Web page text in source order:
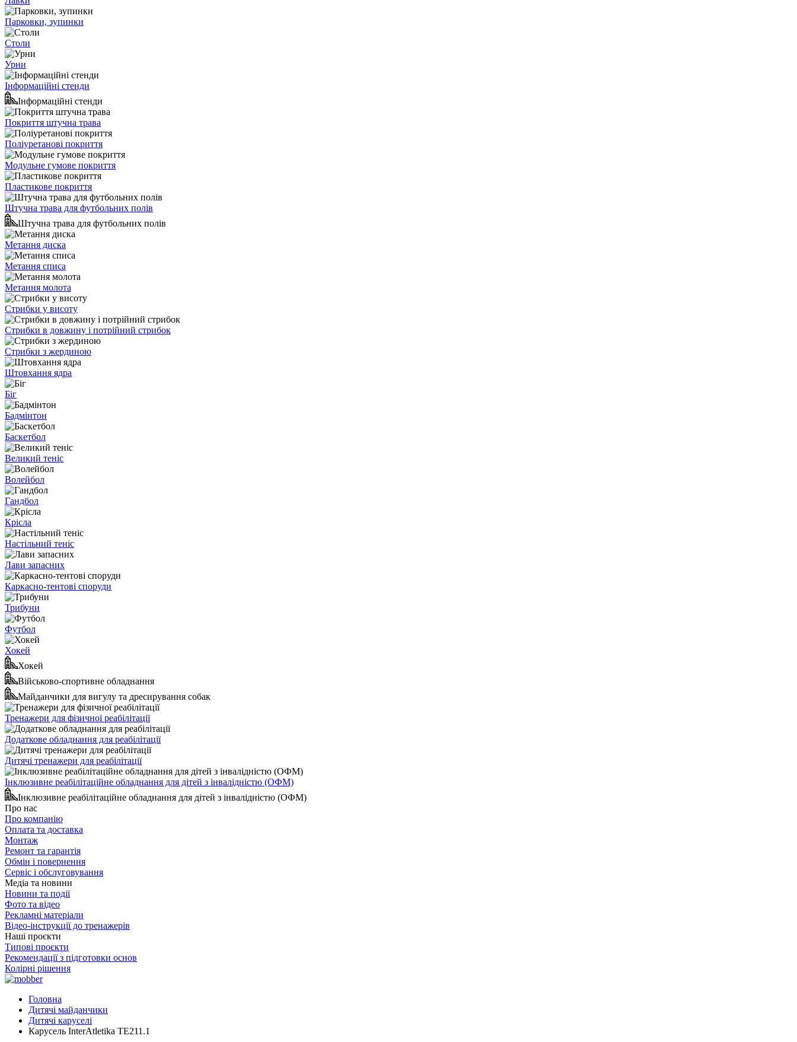
Парковки, зупинки
Столи
Урни
Інформаційні стенди
Інформаційні стенди
Покриття штучна трава
Поліуретанові покриття
Модульне гумове покриття
Пластикове покриття
Штучна трава для футбольних полів
Штучна трава для футбольних полів
Метання диска
Метання списа
Метання молота
Стрибки у висоту
Стрибки в довжину і потрійний стрибок
Стрибки з жердиною
Штовхання ядра
Біг
Бадмінтон
Баскетбол
Великий теніс
Волейбол
Гандбол
Крісла
Настільний теніс
Лави запасних
Каркасно-тентові споруди
Трибуни
Футбол
Хокей
Хокей
Військово-спортивне обладнання
Майданчики для вигулу та дресирування собак
Тренажери для фізичної реабілітації
Додаткове обладнання для реабілітації
Дитячі тренажери для реабілітації
Інклюзивне реабілітаційне обладнання для дітей з інвалідністю (ОФМ)
Інклюзивне реабілітаційне обладнання для дітей з інвалідністю (ОФМ)
Про нас
Про компанію
Оплата та доставка
Монтаж
Ремонт та гарантія
Обмін і повернення
Сервіс і обслуговування
Медіа та новини
Новини та події
Фото та відео
Рекламні матеріали
Відео-інструкції до тренажерів
Наші проєкти
Типові проєкти
Рекомендації з підготовки основ
Колірні рішення
Головна
Дитячі майданчики
Дитячі каруселі
Карусель InterAtletika TE211.1